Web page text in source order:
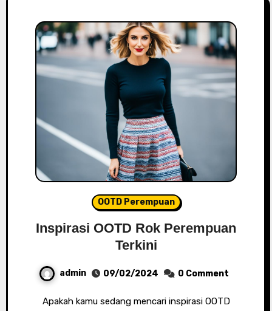
OOTD Perempuan
Inspirasi OOTD Rok Perempuan
Terkini
admin 09/02/2024 0 Comment
Apakah kamu sedang mencari inspirasi OOTD